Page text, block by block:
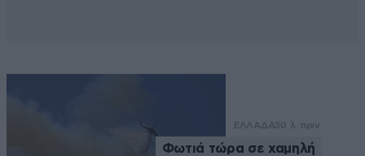
ΕΛΛΑΔΑ30 λ. πριν
Φωτιά τώρα σε χαμηλή